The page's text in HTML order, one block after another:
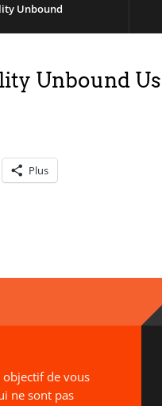
Unbound
Unbound
Plus
objectif de vous
ne sont pas